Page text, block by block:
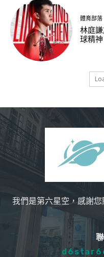
體育部落
林庭
球精神
我們是第六星空，感謝